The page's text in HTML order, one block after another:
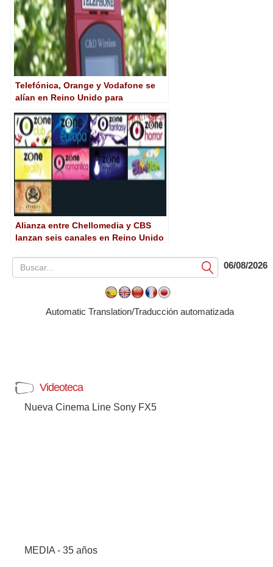
Telefónica, Orange y Vodafone se
alían en Reino Unido para
Alianza entre Chellomedia y CBS
lanzan seis canales en Reino Unido
Submit06/08/2026
Automatic Translation/Traducción automatizada
Videoteca
Nueva Cinema Line Sony FX5
MEDIA - 35 años